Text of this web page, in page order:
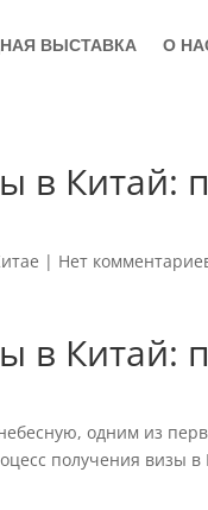
ВЫСТАВКА О
в Китай:
| Нет
в Китай:
одним из
получения визы